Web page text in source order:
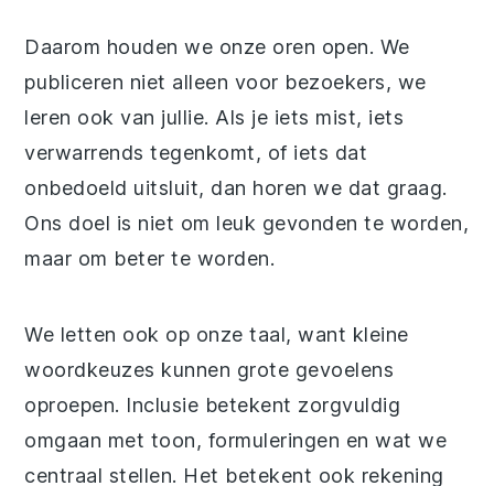
Daarom houden we onze oren open. We
publiceren niet alleen voor bezoekers, we
leren ook van jullie. Als je iets mist, iets
verwarrends tegenkomt, of iets dat
onbedoeld uitsluit, dan horen we dat graag.
Ons doel is niet om leuk gevonden te worden,
maar om beter te worden.
We letten ook op onze taal, want kleine
woordkeuzes kunnen grote gevoelens
oproepen. Inclusie betekent zorgvuldig
omgaan met toon, formuleringen en wat we
centraal stellen. Het betekent ook rekening